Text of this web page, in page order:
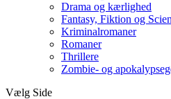
Drama og kærlighed
Fantasy, Fiktion og
Kriminalromaner
Romaner
Thrillere
Zombie- og
Vælg Side